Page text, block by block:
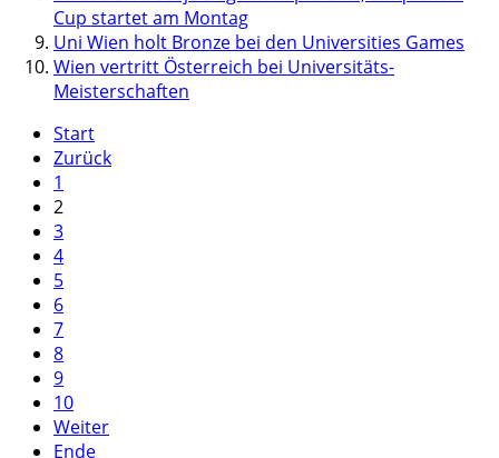
Cup startet am Montag
Uni Wien holt Bronze bei den Universities Games
Wien vertritt Österreich bei Universitäts-
Meisterschaften
Start
Zurück
1
2
3
4
5
6
7
8
9
10
Weiter
Ende